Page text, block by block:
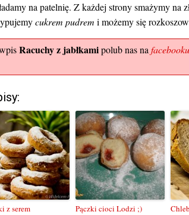
na patelnię. Z każdej strony smażymy na
cukrem pudrem i możemy się
Racuchy z jabłkamipolub nas na facebooku
z serem Pączki cioci Lodzi ;)